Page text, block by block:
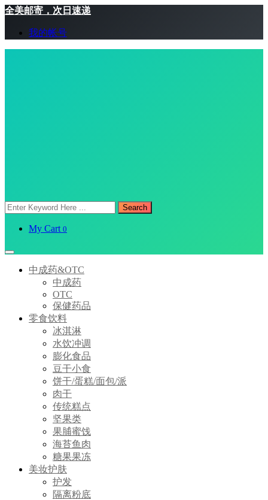
全美邮寄，次日速递
我的帐号
Search
My Cart 0
中成药&OTC
中成药
OTC
保健药品
零食饮料
冰淇淋
水饮冲调
膨化食品
豆干小食
饼干/蛋糕/面包/派
肉干
传统糕点
坚果类
果脯蜜饯
海苔鱼肉
糖果果冻
美妆护肤
护发
隔离粉底